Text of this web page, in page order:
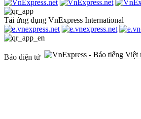
Tải ứng dụng VnExpress International
Báo điện tử